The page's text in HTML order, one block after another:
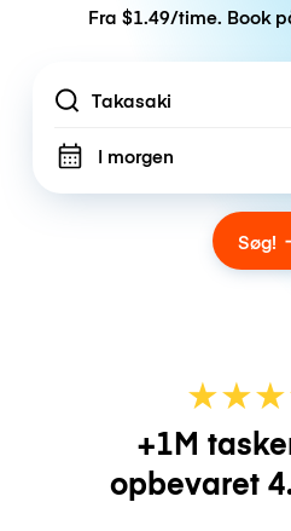
Fra $1.49/time. Book
Location
I morgen
Søg!
★★★
+1M
opbevaret